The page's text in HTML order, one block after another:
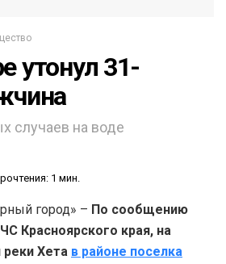
утонул 31-
случаев на воде
1 мин.
город» – По сообщению
Красноярского края, на
реки Хета в районе поселка